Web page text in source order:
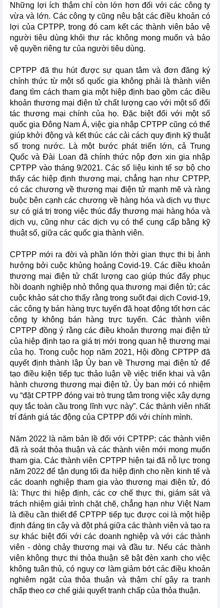
Những lợi ích thậm chí còn lớn hơn đối với các công ty
vừa và lớn. Các công ty cũng nêu bật các điều khoản có
lợi của CPTPP, trong đó cam kết các thành viên bảo vệ
người tiêu dùng khỏi thư rác không mong muốn và bảo
vệ quyền riêng tư của người tiêu dùng.
CPTPP đã thu hút được sự quan tâm và đơn đăng ký
chính thức từ một số quốc gia không phải là thành viên
đang tìm cách tham gia một hiệp định bao gồm các điều
khoản thương mại điện tử chất lượng cao với một số đối
tác thương mại chính của họ. Đặc biệt đối với một số
quốc gia Đông Nam Á, việc gia nhập CPTPP cũng có thể
giúp khởi động và kết thúc các cải cách quy định kỹ thuật
số trong nước. Là một bước phát triển lớn, cả Trung
Quốc và Đài Loan đã chính thức nộp đơn xin gia nhập
CPTPP vào tháng 9/2021. Các số liệu kinh tế sơ bộ cho
thấy các hiệp định thương mại, chẳng hạn như CPTPP,
có các chương về thương mại điện tử mạnh mẽ và ràng
buộc bên cạnh các chương về hàng hóa và dịch vụ thực
sự có giá trị trong việc thúc đẩy thương mại hàng hóa và
dịch vụ, cũng như các dịch vụ có thể cung cấp bằng kỹ
thuật số, giữa các quốc gia thành viên.
CPTPP mới ra đời và phần lớn thời gian thực thi bị ảnh
hưởng bởi cuộc khủng hoảng Covid-19. Các điều khoản
thương mại điện tử chất lượng cao giúp thúc đẩy phục
hồi doanh nghiệp nhỏ thông qua thương mại điện tử; các
cuộc khảo sát cho thấy rằng trong suốt đại dịch Covid-19,
các công ty bán hàng trực tuyến đã hoạt động tốt hơn các
công ty không bán hàng trực tuyến. Các thành viên
CPTPP đồng ý rằng các điều khoản thương mại điện tử
của hiệp định tạo ra giá trị mới trong quan hệ thương mại
của họ. Trong cuộc họp năm 2021, Hội đồng CPTPP đã
quyết định thành lập Ủy ban về Thương mại điện tử để
tạo điều kiện tiếp tục thảo luận về việc triển khai và vận
hành chương thương mại điện tử. Ủy ban mới có nhiệm
vụ “đặt CPTPP đóng vai trò trung tâm trong việc xây dựng
quy tắc toàn cầu trong lĩnh vực này”. Các thành viên nhất
trí đánh giá tác động của CPTPP đối với chính mình.
Năm 2022 là năm bản lề đối với CPTPP: các thành viên
đã rà soát thỏa thuận và các thành viên mới mong muốn
tham gia. Các thành viên CPTPP hiện tại đã nỗ lực trong
năm 2022 để tận dụng tối đa hiệp định cho nền kinh tế và
các doanh nghiệp tham gia vào thương mại điện tử, đó
là: Thực thi hiệp định, các cơ chế thực thi, giám sát và
trách nhiệm giải trình chặt chẽ, chẳng hạn như Việt Nam
là điều cần thiết để CPTPP tiếp tục được coi là một hiệp
định đáng tin cậy và đột phá giữa các thành viên và tạo ra
sự khác biệt đối với các doanh nghiệp và với các thành
viên - dòng chảy thương mại và đầu tư. Nếu các thành
viên không thực thi thỏa thuận sẽ bật đèn xanh cho việc
không tuân thủ, có nguy cơ làm giảm bớt các điều khoản
nghiêm ngặt của thỏa thuận và thậm chí gây ra tranh
chấp theo cơ chế giải quyết tranh chấp của thỏa thuận.